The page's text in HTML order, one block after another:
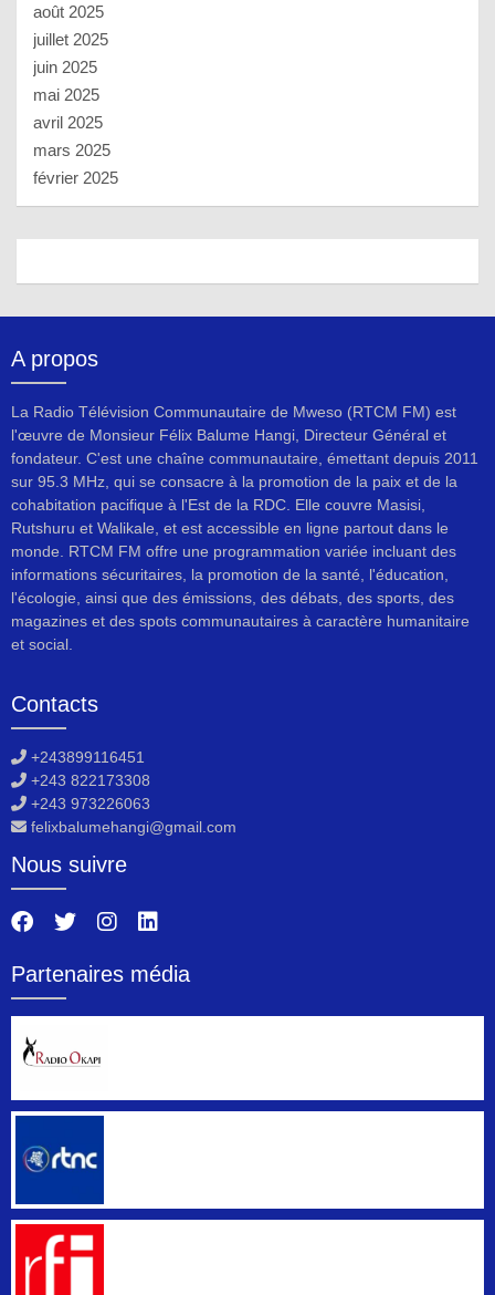
août 2025
juillet 2025
juin 2025
mai 2025
avril 2025
mars 2025
février 2025
A propos
La Radio Télévision Communautaire de Mweso (RTCM FM) est
l'œuvre de Monsieur Félix Balume Hangi, Directeur Général et
fondateur. C'est une chaîne communautaire, émettant depuis 2011
sur 95.3 MHz, qui se consacre à la promotion de la paix et de la
cohabitation pacifique à l'Est de la RDC. Elle couvre Masisi,
Rutshuru et Walikale, et est accessible en ligne partout dans le
monde. RTCM FM offre une programmation variée incluant des
informations sécuritaires, la promotion de la santé, l'éducation,
l'écologie, ainsi que des émissions, des débats, des sports, des
magazines et des spots communautaires à caractère humanitaire
et social.
Contacts
+243899116451
+243 822173308
+243 973226063
felixbalumehangi@gmail.com
Nous suivre
Partenaires média